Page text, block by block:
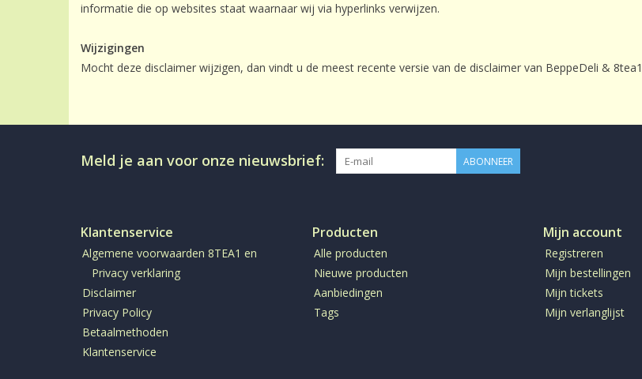
informatie die op websites staat waarnaar wij via hyperlinks verwijzen.
Wijzigingen
Mocht deze disclaimer wijzigen, dan vindt u de meest recente versie van de disclaimer van BeppeDeli &
Meld je aan voor onze nieuwsbrief: ABONNEER
Klantenservice
Algemene voorwaarden 8TEA1 en
Privacy verklaring
Disclaimer
Privacy Policy
Betaalmethoden
Klantenservice
Producten
Alle producten
Nieuwe producten
Aanbiedingen
Tags
Mijn account
Registreren
Mijn bestellingen
Mijn tickets
Mijn verlanglijst